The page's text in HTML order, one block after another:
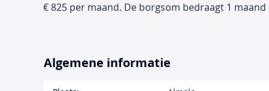
€ 825 per maand. De borgsom bedraagt 1
Algemene informatie